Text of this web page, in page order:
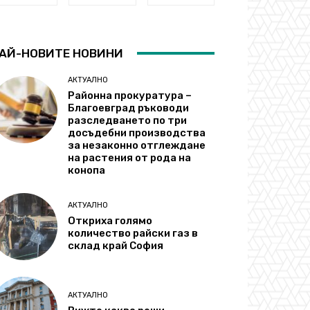
НОВИТЕ НОВИНИ
АКТУАЛНО
Районна прокуратура –
Благоевград ръководи
разследването по три
досъдебни производства
за незаконно отглеждане
на растения от рода на
конопа
АКТУАЛНО
Откриха голямо
количество райски газ в
склад край София
АКТУАЛНО